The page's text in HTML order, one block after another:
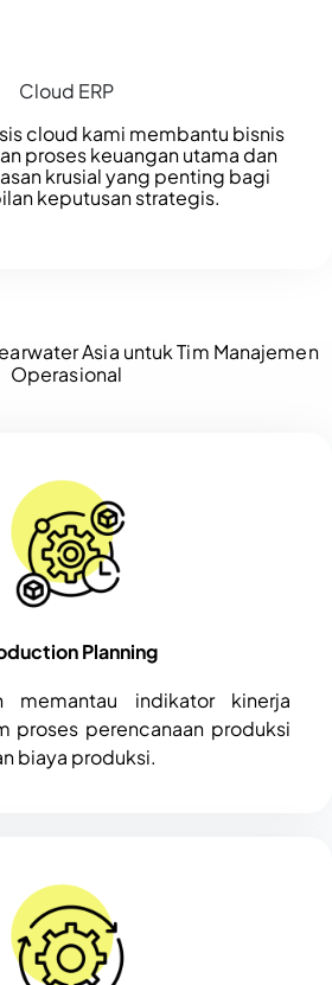
Cloud ERP
cloud kami membantu bisnis
proses keuangan utama dan
krusial yang penting bagi
keputusan strategis.
Asia untuk Tim Manajemen
Operasional
Planning
memantau indikator kinerja
proses perencanaan produksi
biaya produksi.